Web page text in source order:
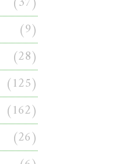
(9)
(28)
(125)
(162)
(26)